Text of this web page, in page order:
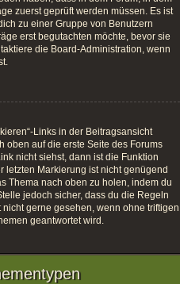
zuerst geprüft werden müssen. Es ist
zu einer Gruppe von Benutzern
erst begutachten möchte, bevor sie
die Board-Administration, wenn
Links in der Beitragsansicht
oben auf die erste Seite des Forums
nicht siehst, dann ist die Funktion
letzten Markierung ist nicht genügend
Thema nach oben zu holen, indem du
jedoch sicher, dass du die Regeln
gerne gesehen, wenn ohne triftigen
geantwortet wird.